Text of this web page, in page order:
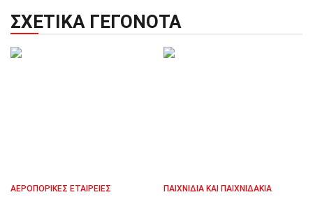
ΣΧΕΤΙΚΆ ΓΕΓΟΝΌΤΑ
ΑΕΡΟΠΟΡΙΚΈΣ ΕΤΑΙΡΕΊΕΣ
ΠΑΙΧΝΊΔΙΑ ΚΑΙ ΠΑΙΧΝΙΔΆΚΙΑ